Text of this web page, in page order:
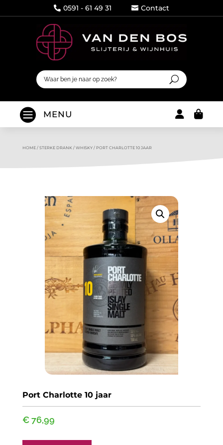
 0591 - 61 49 31  Contact
 MENU 
HOME/ STERKE DRANK / WHISKY/ PORT CHARLOTTE 10 JAAR
Port Charlotte 10 jaar
€76,99